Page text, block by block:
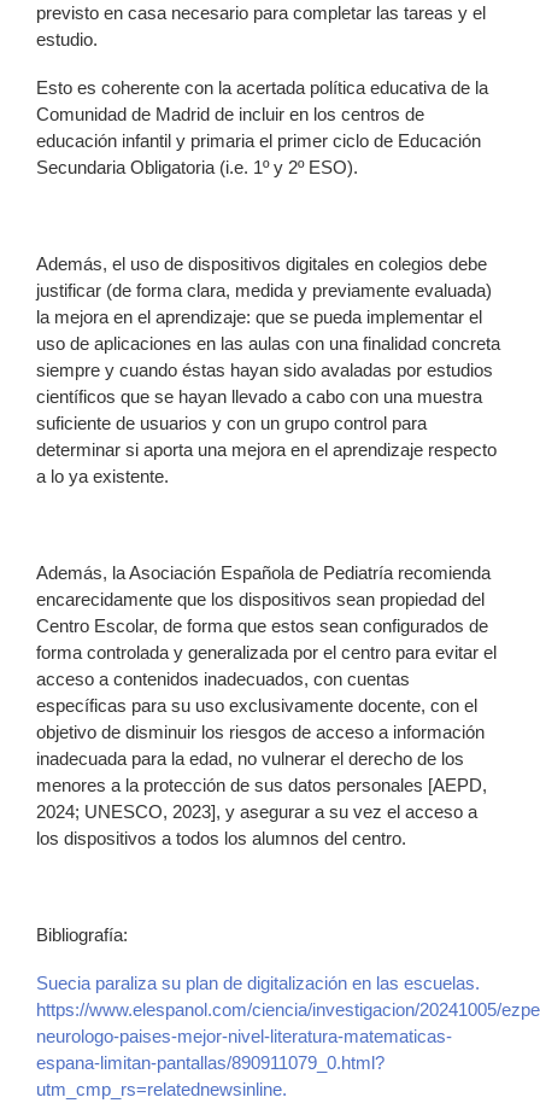
previsto en casa necesario para completar las tareas y el
estudio.
Esto es coherente con la acertada política educativa de la
Comunidad de Madrid de incluir en los centros de
educación infantil y primaria el primer ciclo de Educación
Secundaria Obligatoria (i.e. 1º y 2º ESO).
Además, el uso de dispositivos digitales en colegios debe
justificar (de forma clara, medida y previamente evaluada)
la mejora en el aprendizaje: que se pueda implementar el
uso de aplicaciones en las aulas con una finalidad concreta
siempre y cuando éstas hayan sido avaladas por estudios
científicos que se hayan llevado a cabo con una muestra
suficiente de usuarios y con un grupo control para
determinar si aporta una mejora en el aprendizaje respecto
a lo ya existente.
Además, la Asociación Española de Pediatría recomienda
encarecidamente que los dispositivos sean propiedad del
Centro Escolar, de forma que estos sean configurados de
forma controlada y generalizada por el centro para evitar el
acceso a contenidos inadecuados, con cuentas
específicas para su uso exclusivamente docente, con el
objetivo de disminuir los riesgos de acceso a información
inadecuada para la edad, no vulnerar el derecho de los
menores a la protección de sus datos personales [AEPD,
2024; UNESCO, 2023], y asegurar a su vez el acceso a
los dispositivos a todos los alumnos del centro.
Bibliografía:
Suecia paraliza su plan de digitalización en las escuelas.
https://www.elespanol.com/ciencia/investigacion/20241005/
neurologo-paises-mejor-nivel-literatura-matematicas-
espana-limitan-pantallas/890911079_0.html?
utm_cmp_rs=relatednewsinline.